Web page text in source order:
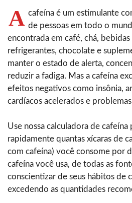
A cafeína é um estimulante
de pessoas em todo o
encontrada em café, chá, bebidas
refrigerantes, chocolate e
manter o estado de alerta,
reduzir a fadiga. Mas a cafeína
efeitos negativos como insônia,
cardíacos acelerados e
Use nossa calculadora de
rapidamente quantas xícaras de
com cafeína) você consome por
cafeína você usa, de todas as
conscientizar de seus hábitos de
excedendo as quantidades